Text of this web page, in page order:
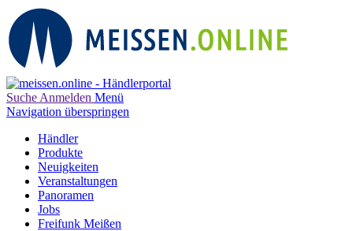
Suche Anmelden Menü
Navigation überspringen
Händler
Produkte
Neuigkeiten
Veranstaltungen
Panoramen
Jobs
Freifunk Meißen